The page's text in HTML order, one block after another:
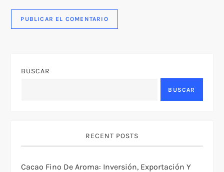
BUSCAR
BUSCAR
RECENT POSTS
Cacao Fino De Aroma: Inversión, Exportación Y